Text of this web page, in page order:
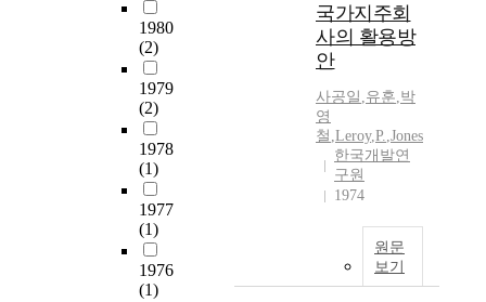
1980
(2)
1979
(2)
1978
(1)
1977
(1)
1976
(1)
국가지주회
사의 활용방
안
사공일 ,유훈,박
영
철 ,Leroy,P.,Jones
한국개발연
구원
1974
원문
보기